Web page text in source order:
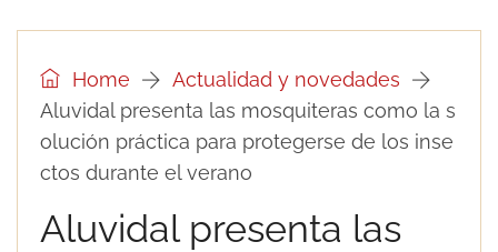
Home
Actualidad y novedades
Aluvidal presenta las mosquiteras como la s
olución práctica para protegerse de los inse
ctos durante el verano
Aluvidal presenta las